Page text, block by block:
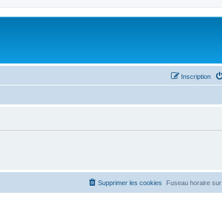
Inscription
Fuseau horaire sur
Supprimer les cookies